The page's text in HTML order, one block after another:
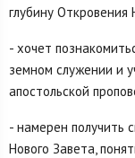
глубину Откровения
- хочет
земном служении и
апостольской
- намерен получить
Нового Завета,